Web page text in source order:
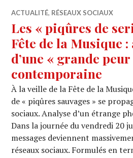
ACTUALITÉ, RÉSEAUX SOCIAUX
Les « piqûres de
Fête de la Musique
d’une « grande
contemporaine
À la veille de la Fête de la
de « piqûres sauvages » se
sociaux. Analyse d’un étrange
Dans la journée du vendredi 20
messages deviennent
réseaux sociaux. Formulés en